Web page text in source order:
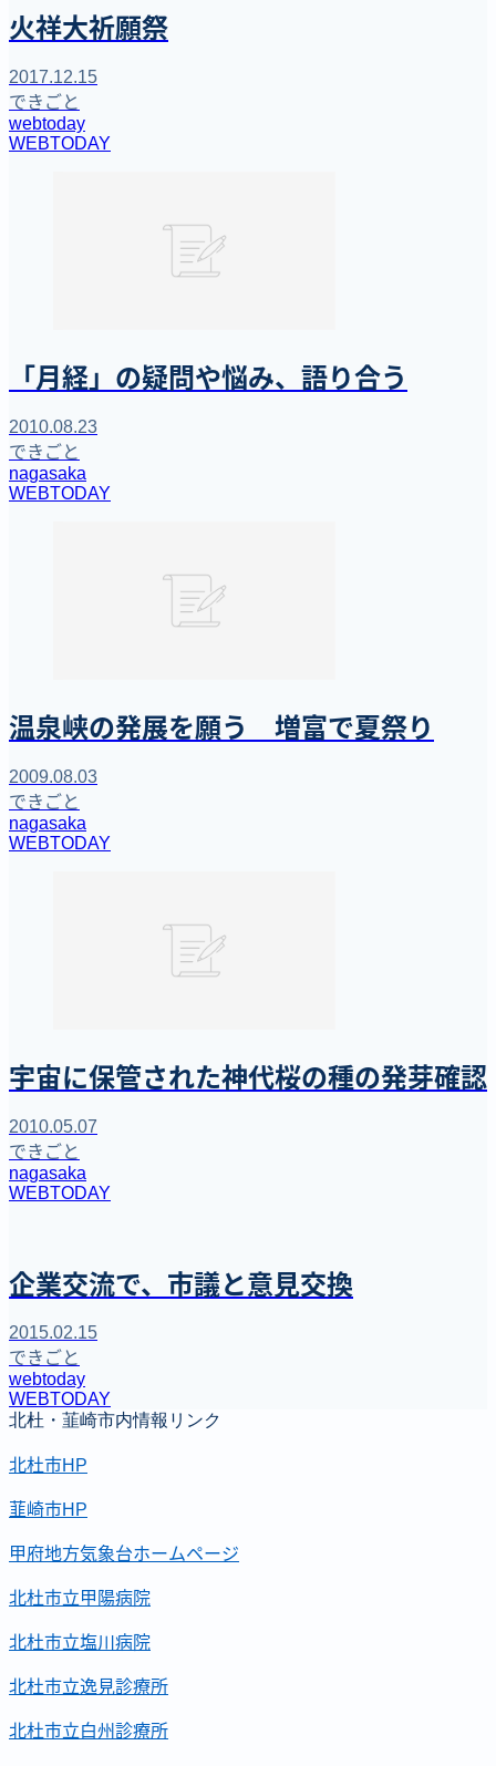
火祥大祈願祭
2017.12.15
できごと
webtoday
WEBTODAY
「月経」の疑問や悩み、語り合う
2010.08.23
できごと
nagasaka
WEBTODAY
温泉峡の発展を願う 増富で夏祭り
2009.08.03
できごと
nagasaka
WEBTODAY
宇宙に保管された神代桜の種の発芽確認
2010.05.07
できごと
nagasaka
WEBTODAY
企業交流で、市議と意見交換
2015.02.15
できごと
webtoday
WEBTODAY
北杜・韮崎市内情報リンク
北杜市HP
韮崎市HP
甲府地方気象台ホームページ
北杜市立甲陽病院
北杜市立塩川病院
北杜市立逸見診療所
北杜市立白州診療所